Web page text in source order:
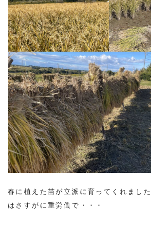
春に植えた苗が立派に育ってくれまし
はさすがに重労働で・・・